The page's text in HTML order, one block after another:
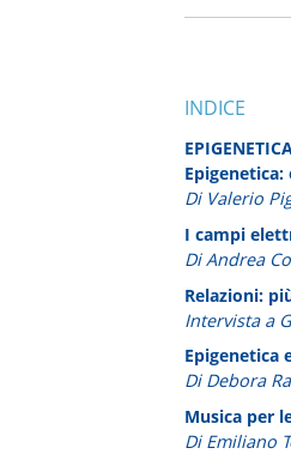
INDICE
Di Valerio
I campi
Di Andrea
Relazioni:
Intervista a
Epigenetica
Di Debora
Musica per
Di Emiliano